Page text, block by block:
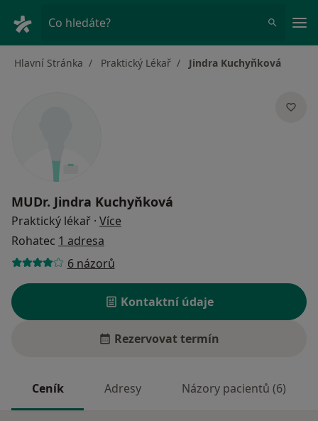
Co hledáte?
Hlavní Stránka Praktický Lékař Jindra Kuchyňková
MUDr. Jindra Kuchyňková
Praktický lékař · Více
Rohatec 1 adresa
6 názorů
Kontaktní údaje
Rezervovat termín
Ceník Adresy Názory pacientů (6)